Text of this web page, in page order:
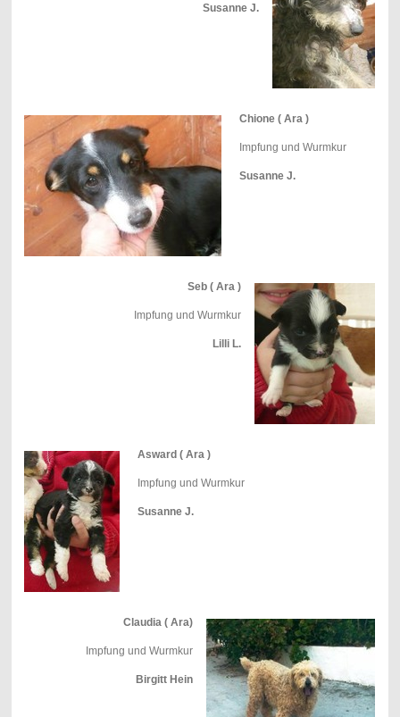
Susanne J.
Chione ( Ara )
Impfung und Wurmkur
Susanne J.
Seb ( Ara )
Impfung und Wurmkur
Lilli L.
Asward ( Ara )
Impfung und Wurmkur
Susanne J.
Claudia ( Ara)
Impfung und Wurmkur
Birgitt Hein